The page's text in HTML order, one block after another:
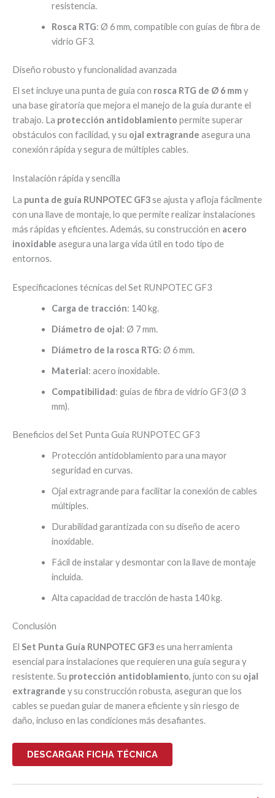
resistencia.
Rosca RTG: Ø 6 mm, compatible con guías de fibra de
vidrio GF3.
Diseño robusto y funcionalidad avanzada
El set incluye una punta de guía con rosca RTG de Ø 6 mm y
una base giratoria que mejora el manejo de la guía durante el
trabajo. La protección antidoblamiento permite superar
obstáculos con facilidad, y su ojal extragrande asegura una
conexión rápida y segura de múltiples cables.
Instalación rápida y sencilla
La punta de guía RUNPOTEC GF3se ajusta y afloja fácilmente
con una llave de montaje, lo que permite realizar instalaciones
más rápidas y eficientes. Además, su construcción en acero
inoxidable asegura una larga vida útil en todo tipo de
entornos.
Especificaciones técnicas del Set RUNPOTEC GF3
Carga de tracción: 140 kg.
Diámetro de ojal: Ø 7 mm.
Diámetro de la rosca RTG: Ø 6 mm.
Material: acero inoxidable.
Compatibilidad: guías de fibra de vidrio GF3 (Ø 3
mm).
Beneficios del Set Punta Guía RUNPOTEC GF3
Protección antidoblamiento para una mayor
seguridad en curvas.
Ojal extragrande para facilitar la conexión de cables
múltiples.
Durabilidad garantizada con su diseño de acero
inoxidable.
Fácil de instalar y desmontar con la llave de montaje
incluida.
Alta capacidad de tracción de hasta 140 kg.
Conclusión
El Set Punta Guía RUNPOTEC GF3es una herramienta
esencial para instalaciones que requieren una guía segura y
resistente. Su protección antidoblamiento, junto con su ojal
extragrande y su construcción robusta, aseguran que los
cables se puedan guiar de manera eficiente y sin riesgo de
daño, incluso en las condiciones más desafiantes.
DESCARGAR FICHA TÉCNICA